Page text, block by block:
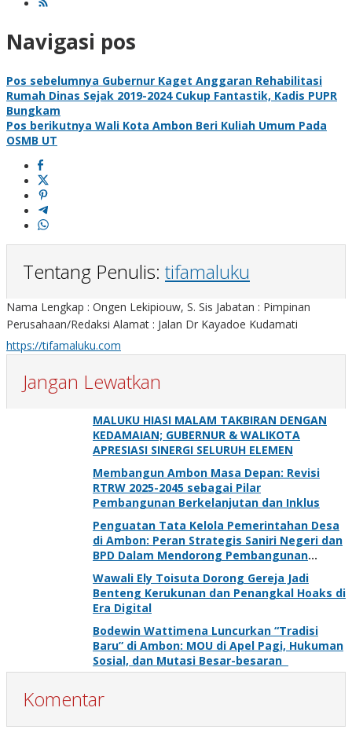
Navigasi pos
Pos sebelumnya Gubernur Kaget Anggaran Rehabilitasi
Rumah Dinas Sejak 2019-2024 Cukup Fantastik, Kadis PUPR
Bungkam
Pos berikutnya Wali Kota Ambon Beri Kuliah Umum Pada
OSMB UT
Tentang Penulis: tifamaluku
Nama Lengkap : Ongen Lekipiouw, S. Sis Jabatan : Pimpinan
Perusahaan/Redaksi Alamat : Jalan Dr Kayadoe Kudamati
https://tifamaluku.com
Jangan Lewatkan
MALUKU HIASI MALAM TAKBIRAN DENGAN
KEDAMAIAN; GUBERNUR & WALIKOTA
APRESIASI SINERGI SELURUH ELEMEN
Membangun Ambon Masa Depan: Revisi
RTRW 2025-2045 sebagai Pilar
Pembangunan Berkelanjutan dan Inklus
Penguatan Tata Kelola Pemerintahan Desa
di Ambon: Peran Strategis Saniri Negeri dan
BPD Dalam Mendorong Pembangunan
Berkelanjutan
Wawali Ely Toisuta Dorong Gereja Jadi
Benteng Kerukunan dan Penangkal Hoaks di
Era Digital
Bodewin Wattimena Luncurkan “Tradisi
Baru” di Ambon: MOU di Apel Pagi, Hukuman
Komentar